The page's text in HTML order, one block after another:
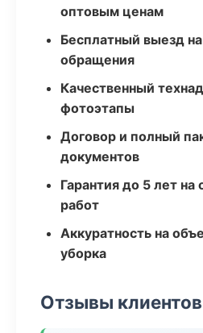
оптовым ценам
Бесплатный выезд
обращения
Качественный
фотоэтапы
Договор и полный
документов
Гарантия до 5 лет
работ
Аккуратность на
уборка
Отзывы клиентов